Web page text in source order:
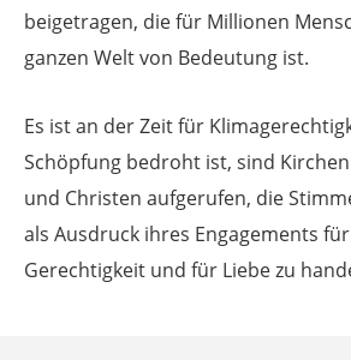
beigetragen, die für Millionen
ganzen Welt von Bedeutung ist.
Es ist an der Zeit für
Schöpfung bedroht ist, sind
und Christen aufgerufen, die
als Ausdruck ihres Engagements
Gerechtigkeit und für Liebe zu